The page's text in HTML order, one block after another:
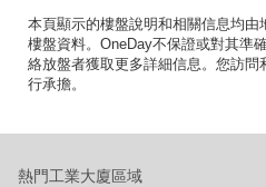
本頁顯示的樓盤說明和相關信息均
樓盤資料。OneDay不保證或對其準
絡放盤者獲取更多詳細信息。您訪問
行承擔。
熱門工業大廈區域